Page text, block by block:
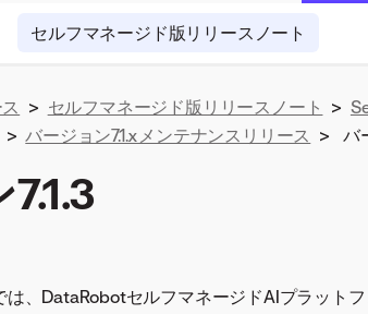
セルフマネージド版リリースノート
> セルフマネージド版リリースノート >
> バージョン7.1.xメンテナンスリリース > バ
は、DataRobotセルフマネージドAIプラット